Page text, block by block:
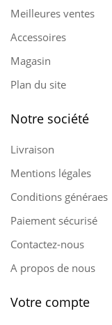
Meilleures ventes
Accessoires
Magasin
Plan du site
Notre société
Livraison
Mentions légales
Conditions généraes
Paiement sécurisé
Contactez-nous
A propos de nous
Votre compte